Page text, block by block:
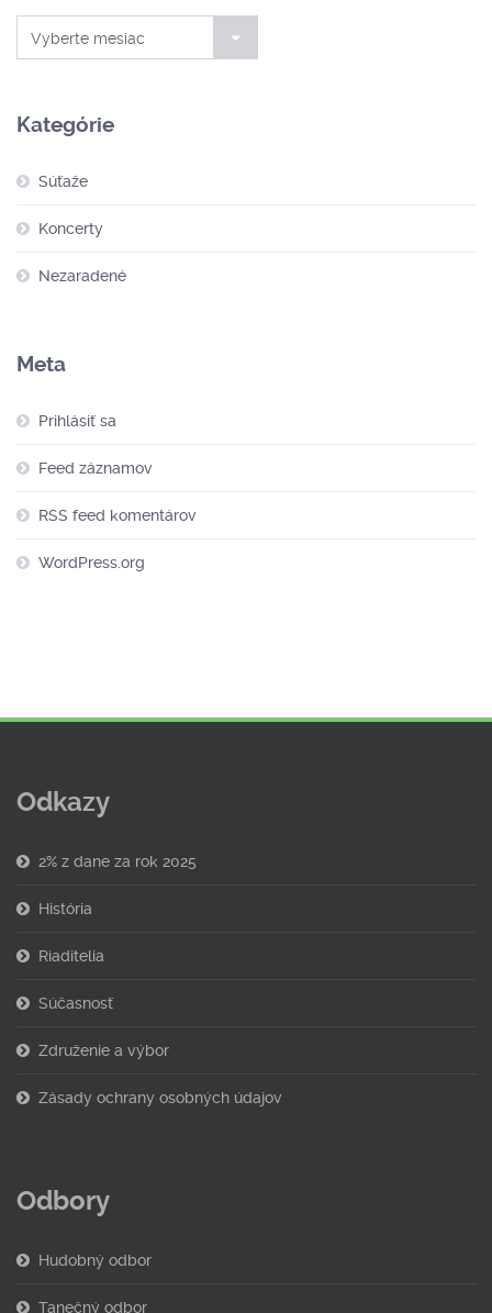
Vyberte mesiac
Kategórie
Súťaže
Koncerty
Nezaradené
Meta
Prihlásiť sa
Feed záznamov
RSS feed komentárov
WordPress.org
Odkazy
2% z dane za rok 2025
História
Riaditelia
Súčasnosť
Združenie a výbor
Zásady ochrany osobných údajov
Odbory
Hudobný odbor
Tanečný odbor